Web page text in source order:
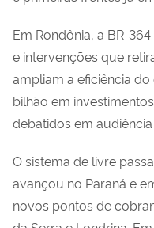
Em Rondônia, a BR-
e intervenções que
ampliam a eficiência
bilhão em
debatidos em
O sistema de livre
avançou no Paraná e
novos pontos de